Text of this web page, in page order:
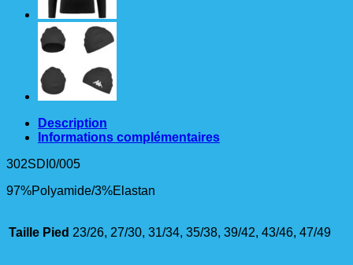
Description
Informations complémentaires
302SDI0/005
97%Polyamide/3%Elastan
Taille Pied 23/26, 27/30, 31/34, 35/38, 39/42, 43/46, 47/49